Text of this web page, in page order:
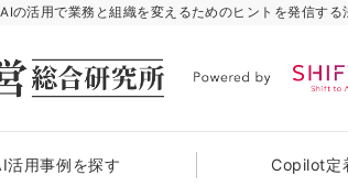
の活用で業務と組織を変えるためのヒントを発信す
活用事例を探す Copilot定